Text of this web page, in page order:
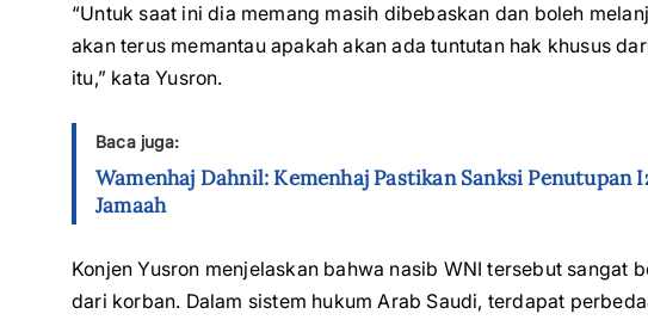
“Untuk saat ini dia memang masih dibebaskan dan boleh
akan terus memantau apakah akan ada tuntutan hak khusus
itu,” kata Yusron.
Baca juga:
Wamenhaj Dahnil: Kemenhaj Pastikan Sanksi Penutupan
Jamaah
Konjen Yusron menjelaskan bahwa nasib WNI tersebut sangat
dari korban. Dalam sistem hukum Arab Saudi, terdapat